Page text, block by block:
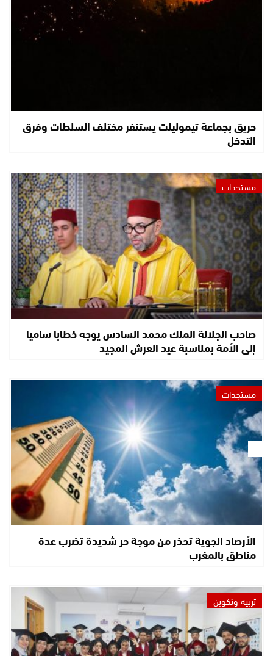
حريق بجماعة تيموليلت يستنفر مختلف السلطات وفرق
التدخل
مستجدات
صاحب الجلالة الملك محمد السادس يوجه خطابا ساميا
إلى الأمة بمناسبة عيد العرش المجيد
مستجدات
الأرصاد الجوية تحذر من موجة حر شديدة تضرب عدة
مناطق بالمغرب
تربية وتكوين